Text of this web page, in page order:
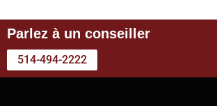
Parlez à un conseiller
514-494-2222